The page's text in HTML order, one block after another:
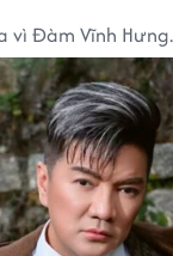
vì Đàm Vĩnh Hưng.